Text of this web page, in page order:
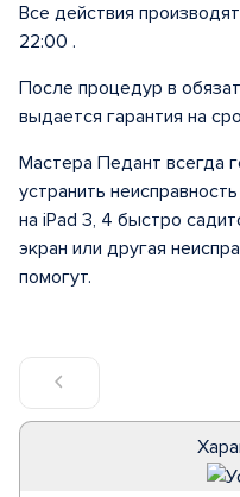
Все действия
22:00 .
После процедур в
выдается гарантия на
Мастера Педант всегда
устранить
на iPad 3, 4 быстро
экран или другая
помогут.